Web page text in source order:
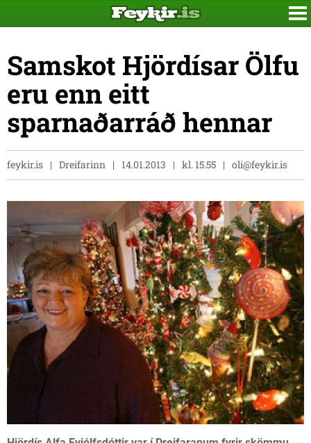
Samskot Hjördísar Ölfu
eru enn eitt
sparnaðarráð hennar
feykir.is Dreifarinn 14.01.2013 kl. 15.55 oli@feykir.is